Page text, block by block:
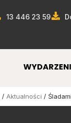
13 446 23 59
/ Aktualności /